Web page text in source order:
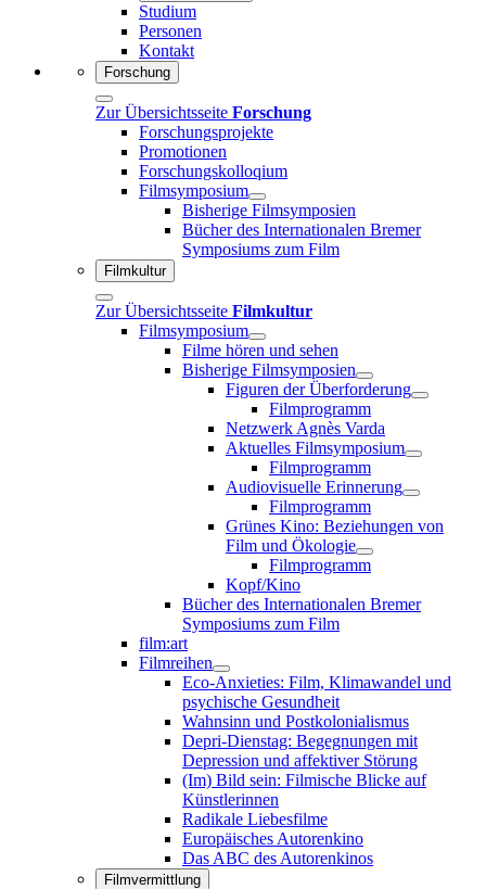
Studium
Personen
Kontakt
Forschung
Zur Übersichtsseite Forschung
Forschungsprojekte
Promotionen
Forschungskolloqium
Filmsymposium
Bisherige Filmsymposien
Bücher des Internationalen Bremer
Symposiums zum Film
Filmkultur
Zur Übersichtsseite Filmkultur
Filmsymposium
Filme hören und sehen
Bisherige Filmsymposien
Figuren der Überforderung
Filmprogramm
Netzwerk Agnès Varda
Aktuelles Filmsymposium
Filmprogramm
Audiovisuelle Erinnerung
Filmprogramm
Grünes Kino: Beziehungen von
Film und Ökologie
Filmprogramm
Kopf/Kino
Bücher des Internationalen Bremer
Symposiums zum Film
film:art
Filmreihen
Eco-Anxieties: Film, Klimawandel und
psychische Gesundheit
Wahnsinn und Postkolonialismus
Depri-Dienstag: Begegnungen mit
Depression und affektiver Störung
(Im) Bild sein: Filmische Blicke auf
Künstlerinnen
Radikale Liebesfilme
Europäisches Autorenkino
Das ABC des Autorenkinos
Filmvermittlung